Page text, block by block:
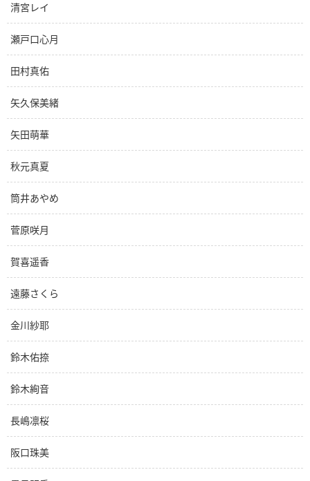
清宮レイ
瀬戸口心月
田村真佑
矢久保美緒
矢田萌華
秋元真夏
筒井あやめ
菅原咲月
賀喜遥香
遠藤さくら
金川紗耶
鈴木佑捺
鈴木絢音
長嶋凛桜
阪口珠美